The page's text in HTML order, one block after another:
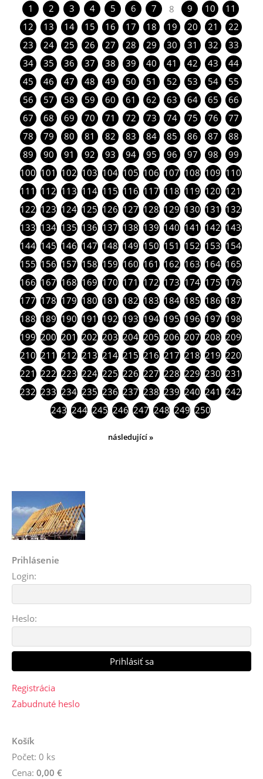
1 2 3 4 5 6 7 8 9 10
11
12
13 14 15 16 17 18 19 20 21
22
23
24 25 26 27 28 29 30 31 32
33
34
35 36 37 38 39 40 41 42 43
44
45
46 47 48 49 50 51 52 53 54
55
56
57 58 59 60 61 62 63 64 65
66
67
68 69 70 71 72 73 74 75 76
77
78
79 80 81 82 83 84 85 86 87
88
89
90 91 92 93 94 95 96 97 98
99
100 101 102 103 104 105 106 107 108 109 110
111 112 113 114 115 116 117 118 119 120 121
122 123 124 125 126 127 128 129 130 131 132
133 134 135 136 137 138 139 140 141 142 143
144 145 146 147 148 149 150 151 152 153 154
155 156 157 158 159 160 161 162 163 164 165
166 167 168 169 170 171 172 173 174 175 176
177 178 179 180 181 182 183 184 185 186 187
188 189 190 191 192 193 194 195 196 197 198
199 200 201 202 203 204 205 206 207 208 209
210 211 212 213 214 215 216 217 218 219 220
221 222 223 224 225 226 227 228 229 230 231
232 233 234 235 236 237 238 239 240 241 242
243 244 245 246 247 248 249 250
následující »
Prihlásenie
Login:
Heslo:
Registrácia
Zabudnuté heslo
Košík
Počet: 0 ks
Cena: 0,00 €